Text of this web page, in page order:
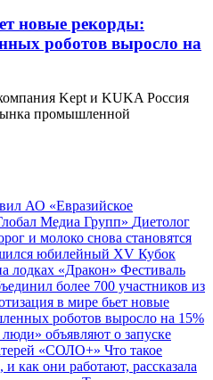
новые рекорды:
роботов выросло на
Kept и KUKA Россия
промышленной
АО «Евразийское
Медиа Групп» Диетолог
и молоко снова становятся
юбилейный XV Кубок
лодках «Дракон» Фестиваль
более 700 участников из
в мире бьет новые
роботов выросло на 15%
объявляют о запуске
«СОЛО+» Что такое
как они работают, рассказала